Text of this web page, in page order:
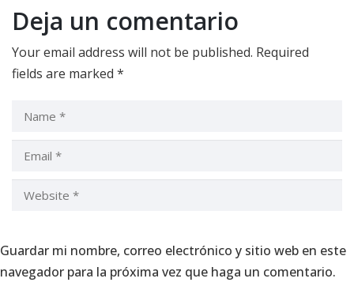
Deja un comentario
Your email address will not be published. Required
fields are marked *
Guardar mi nombre, correo electrónico y sitio web en este
navegador para la próxima vez que haga un comentario.